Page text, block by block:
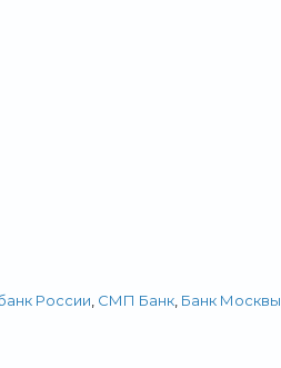
России, СМП Банк, Банк Москвы